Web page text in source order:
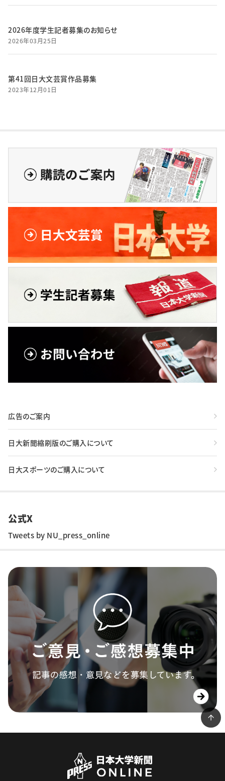
2026年度学生記者募集のお知らせ
2026年03月25日
第41回日大文芸賞作品募集
2023年12月01日
広告のご案内
日大新聞縮刷版のご購入について
日大スポーツのご購入について
公式X
Tweets by NU_press_online